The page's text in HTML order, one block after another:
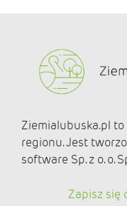
Ziemialubuska.pl
regionu. Jest
software Sp. z o. o.
Zapisz się